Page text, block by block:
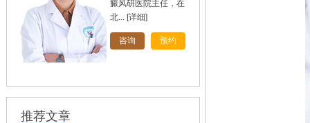
[详细]
咨询 预约
癜风研医院主任，在
北... [详细]
咨询 预约
业于华中科技大学
同... [详细]
咨询 预约
推荐文章